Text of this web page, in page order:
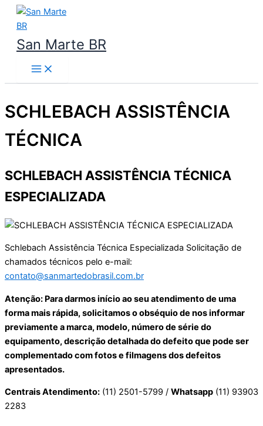
para
conteúdo
San Marte BR
SCHLEBACH ASSISTÊNCIA
TÉCNICA
SCHLEBACH ASSISTÊNCIA TÉCNICA
ESPECIALIZADA
Schlebach Assistência Técnica Especializada Solicitação de
chamados técnicos pelo e-mail:
contato@sanmartedobrasil.com.br
Atenção: Para darmos início ao seu atendimento de uma
forma mais rápida, solicitamos o obséquio de nos informar
previamente a marca, modelo, número de série do
equipamento, descrição detalhada do defeito que pode ser
complementado com fotos e filmagens dos defeitos
apresentados.
Centrais Atendimento: (11) 2501-5799 / Whatsapp (11) 93903
2283